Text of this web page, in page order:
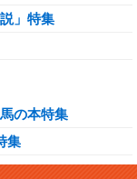
」特集
の本特集
集